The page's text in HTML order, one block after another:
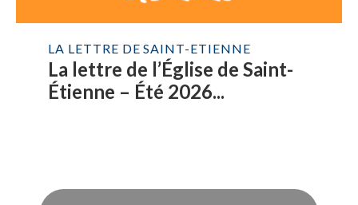
LA LETTRE DE SAINT-ETIENNE
La lettre de l’Église de Saint-
Étienne – Été 2026...